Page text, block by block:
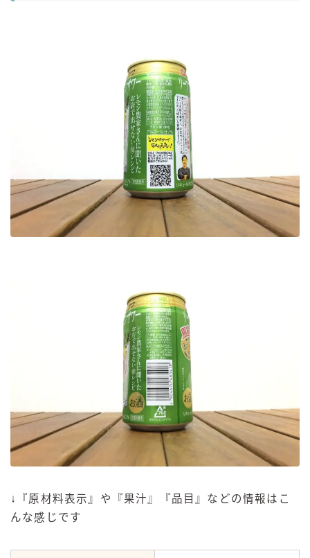
↓『原材料表示』や『果汁』『品目』などの情報はこ
んな感じです